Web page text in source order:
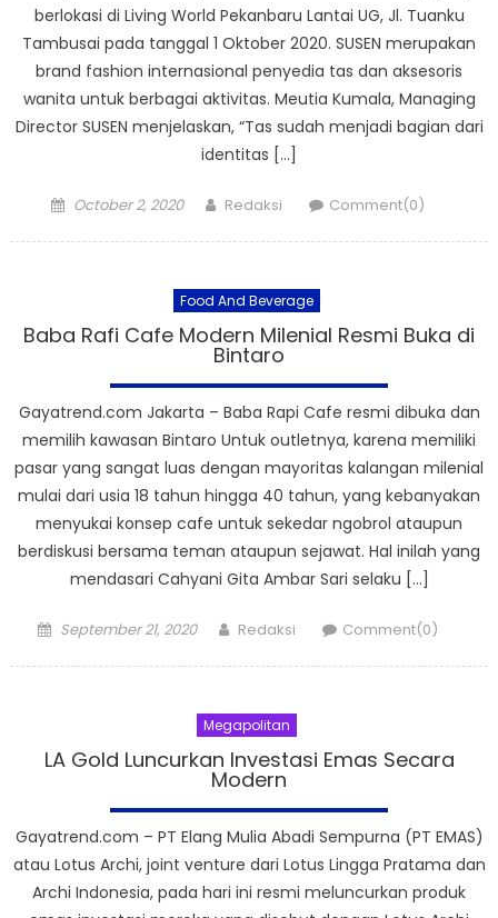
berlokasi di Living World Pekanbaru Lantai UG, Jl. Tuanku
Tambusai pada tanggal 1 Oktober 2020. SUSEN merupakan
brand fashion internasional penyedia tas dan aksesoris
wanita untuk berbagai aktivitas. Meutia Kumala, Managing
Director SUSEN menjelaskan, “Tas sudah menjadi bagian dari
identitas […]
Posted
October 2, 2020 Author
Redaksi Comment(0)
Food And Beverage
Baba Rafi Cafe Modern Milenial Resmi Buka di
Bintaro
Gayatrend.com Jakarta – Baba Rapi Cafe resmi dibuka dan
memilih kawasan Bintaro Untuk outletnya, karena memiliki
pasar yang sangat luas dengan mayoritas kalangan milenial
mulai dari usia 18 tahun hingga 40 tahun, yang kebanyakan
menyukai konsep cafe untuk sekedar ngobrol ataupun
berdiskusi bersama teman ataupun sejawat. Hal inilah yang
mendasari Cahyani Gita Ambar Sari selaku […]
Posted
September 21, 2020 Author
Redaksi Comment(0)
Megapolitan
LA Gold Luncurkan Investasi Emas Secara
Modern
Gayatrend.com – PT Elang Mulia Abadi Sempurna (PT EMAS)
atau Lotus Archi, joint venture dari Lotus Lingga Pratama dan
Archi Indonesia, pada hari ini resmi meluncurkan produk